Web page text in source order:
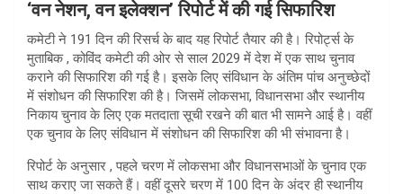
‘वन नेशन, वन इलेक्शन’ रिपोर्ट में की गई सिफारिश
कमेटी ने 191 दिन की रिसर्च के बाद यह रिपोर्ट तैयार की है। रिपोर्ट्स के
मुताबिक , कोविंद कमेटी की ओर से साल 2029 में देश में एक साथ चुनाव
कराने की सिफारिश की गई है। इसके लिए संविधान के अंतिम पांच अनुच्छेदों
में संशोधन की सिफारिश की है। जिसमें लोकसभा, विधानसभा और स्थानीय
निकाय चुनाव के लिए एक मतदाता सूची रखने की बात भी सामने आई है। वहीं
एक चुनाव के लिए संविधान में संशोधन की सिफारिश की भी संभावना है।
रिपोर्ट के अनुसार , पहले चरण में लोकसभा और विधानसभाओं के चुनाव एक
साथ कराए जा सकते हैं। वहीं दूसरे चरण में 100 दिन के अंदर ही स्थानीय